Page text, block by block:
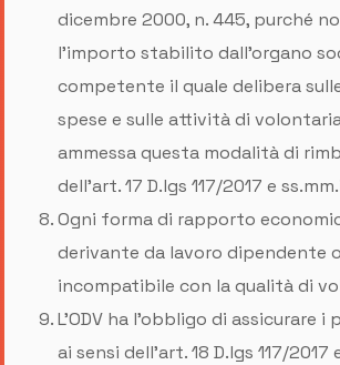
dicembre 2000, n. 445, purché
l'importo stabilito dall'organo
competente il quale delibera
spese e sulle attività di
ammessa questa modalità di
dell’art. 17 D.lgs 117/2017 e
Ogni forma di rapporto
derivante da lavoro dipendente
incompatibile con la qualità di
L’ODV ha l’obbligo di assicurare
ai sensi dell’art. 18 D.lgs 117/2017